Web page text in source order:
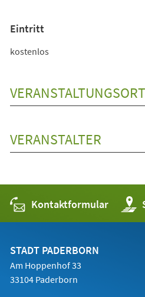
Eintritt
kostenlos
VERANSTALTUNGSORT
VERANSTALTER
Kontaktformular
in
STADT PADERBORN
Am Hoppenhof 33
33104 Paderborn